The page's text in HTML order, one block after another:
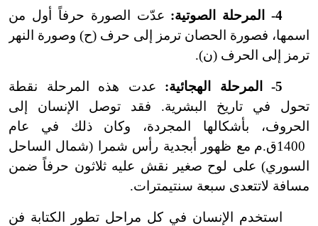
4- المرحلة الصوتية: عدّت الصورة حرفاً أول من
اسمها، فصورة الحصان ترمز إلى حرف (ح) وصورة النهر
ترمز إلى الحرف (ن).
5
-المرحلة الهجائية: عدت هذه المرحلة نقطة
تحول في تاريخ البشرية. فقد توصل الإنسان إلى
الحروف، بأشكالها المجردة، وكان ذلك في عام
1400ق.م مع ظهور أبجدية رأس شمرا (شمال الساحل
السوري) على لوح صغير نقش عليه ثلاثون حرفاً ضمن
مسافة لاتتعدى سبعة سنتيمترات.
استخدم الإنسان في كل مراحل تطور الكتابة فن